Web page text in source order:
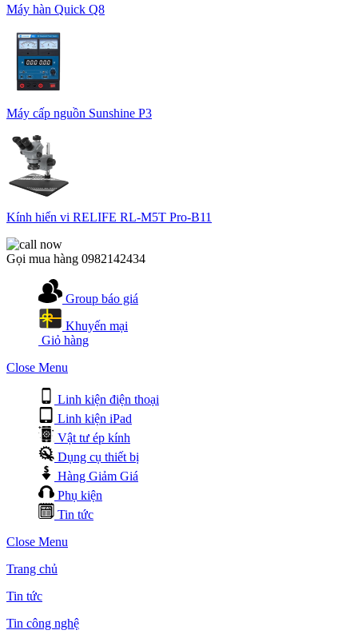
Máy hàn Quick Q8
Máy cấp nguồn Sunshine P3
Kính hiển vi RELIFE RL-M5T Pro-B11
Gọi mua hàng 0982142434
Group báo giá
Khuyến mại
Giỏ hàng
Close Menu
Linh kiện điện thoại
Linh kiện iPad
Vật tư ép kính
Dụng cụ thiết bị
Hàng Giảm Giá
Phụ kiện
Tin tức
Close Menu
Trang chủ
Tin tức
Tin công nghệ